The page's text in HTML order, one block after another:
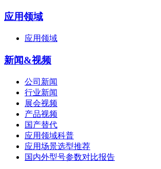
应用领域
应用领域
新闻&视频
公司新闻
行业新闻
展会视频
产品视频
国产替代
应用领域科普
应用场景选型推荐
国内外型号参数对比报告